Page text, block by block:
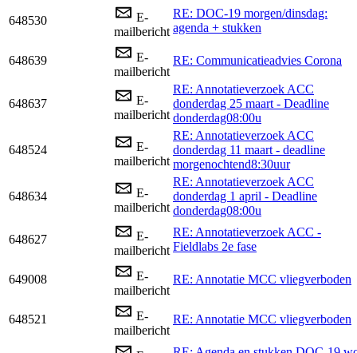
648530
E-
mailbericht
RE: DOC-19 morgen/dinsdag:
agenda + stukken
648639
E-
mailbericht
RE: Communicatieadvies Corona
648637
E-
mailbericht
RE: Annotatieverzoek ACC
donderdag 25 maart - Deadline
donderdag08:00u
648524
E-
mailbericht
RE: Annotatieverzoek ACC
donderdag 11 maart - deadline
morgenochtend8:30uur
648634
E-
mailbericht
RE: Annotatieverzoek ACC
donderdag 1 april - Deadline
donderdag08:00u
648627
E-
mailbericht
RE: Annotatieverzoek ACC -
Fieldlabs 2e fase
649008
E-
mailbericht
RE: Annotatie MCC vliegverboden
648521
E-
mailbericht
RE: Annotatie MCC vliegverboden